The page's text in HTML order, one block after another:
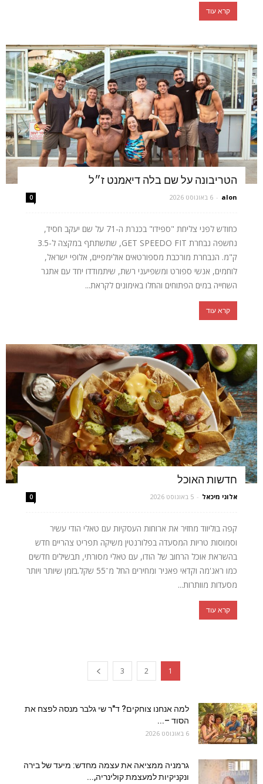
קרא עוד
הטריבונה על שם בלה דיאמנט ז״ל
alon
- 6 באוגוסט 2026 0
כחודש לפני צליחת "ספידו" בכנרת ה-71 על שם יעקב חסיד,
נחשפה נבחרת GET SPEEDO FIT, שתשתתף במקצה ל-3.5
ק"מ. הנבחרת מורכבת מספורטאים אולימפיים, אלופי ישראל,
לוחמים, אנשי ספורט ומשפיעני רשת, שיתמודדו יחד עם אתגר
השחייה במים הפתוחים והחלו באימונים לקראת...
קרא עוד
חדשות האוכל
אלוני מיכאל - 5 באוגוסט 2026 0
קפה בוליווד מחזיר את ארוחות העסקיות עם טאלי הודי עשיר
וסמוסות טריות המסעדה בפלורנטין משיקה תפריט צהריים חדש
בהשראת אוכל הרחוב של הודו, עם טאלי מסורתי, תבשילים חדשים
כמו ראג'מה וקדאי פאניר ומחירים החל מ־55 שקל.בזמן שיותר ויותר
מסעדות מוותרות...
קרא עוד
1
2
3
למה אנחנו צוחקים? ד"ר שי גלבר מנסה לפצח את
הסוד –...
6 באוגוסט 2026
גרמניה ממציאה את עצמה מחדש: מיעד של בירה
ונקניקיות למעצמת קולינריה,...